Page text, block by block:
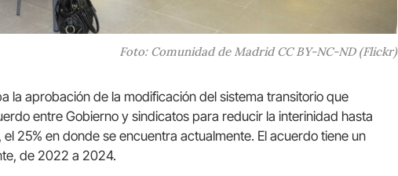
Foto: Comunidad de Madrid CC BY-NC-ND (Flickr)
la aprobación de la modificación del sistema transitorio que
entre Gobierno y sindicatos para reducir la interinidad hasta
25% en donde se encuentra actualmente. El acuerdo tiene un
de 2022 a 2024.